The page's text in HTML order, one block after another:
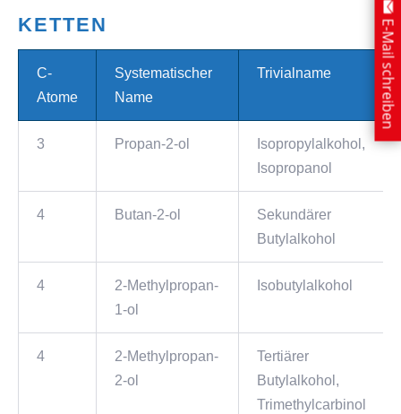
KETTEN
C-
Atome
Systematischer
Name
Trivialname
3 Propan-2-ol
Isopropylalkohol,
Isopropanol
4 Butan-2-ol
Sekundärer
Butylalkohol
4
2-Methylpropan-
1-ol
Isobutylalkohol
4
2-Methylpropan-
2-ol
Tertiärer
Butylalkohol,
Trimethylcarbinol
E-Mail schreiben